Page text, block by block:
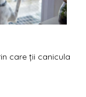
care ții canicula